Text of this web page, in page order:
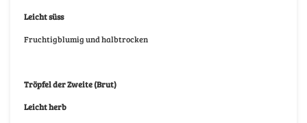
Leicht süss
Fruchtigblumig und halbtrocken
Tröpfel der Zweite (Brut)
Leicht herb